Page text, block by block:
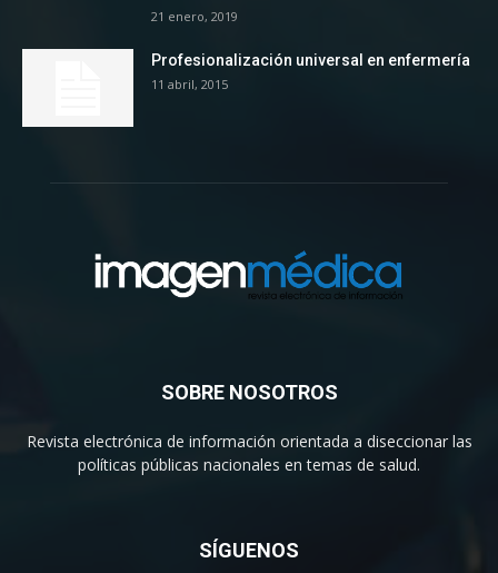
21 enero, 2019
Profesionalización universal en enfermería
11 abril, 2015
SOBRE NOSOTROS
Revista electrónica de información orientada a diseccionar las
políticas públicas nacionales en temas de salud.
SÍGUENOS